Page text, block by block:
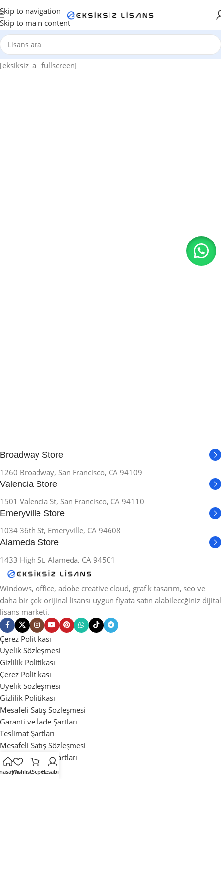
Skip to navigation
Skip to main content
[eksiksiz_ai_fullscreen]
Broadway Store
1260 Broadway, San Francisco, CA 94109
Valencia Store
1501 Valencia St, San Francisco, CA 94110
Emeryville Store
1034 36th St, Emeryville, CA 94608
Alameda Store
1433 High St, Alameda, CA 94501
Windows, office, adobe creative cloud, grafik tasarım, seo ve
daha bir çok orijinal lisansı uygun fiyata satın alabileceğiniz dijital
lisans marketi.
Çerez Politikası
Üyelik Sözleşmesi
Gizlilik Politikası
Çerez Politikası
Üyelik Sözleşmesi
Gizlilik Politikası
Mesafeli Satış Sözleşmesi
Garanti ve İade Şartları
Teslimat Şartları
Mesafeli Satış Sözleşmesi
Garanti ve İade Şartları
Teslimat Şartları
WishlistSepetHesabım